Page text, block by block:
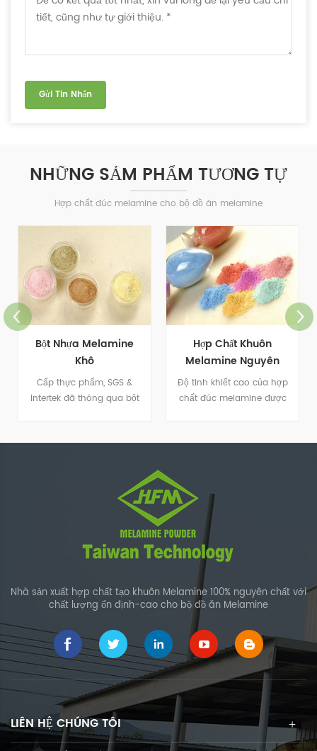
NHỮNG SẢM PHẨM TƯƠNG TỰ
Hợp chất đúc melamine cho bộ đồ ăn melamine
Hợp Chất Khuôn
Melamine Nguyên
Chất
Độ tinh khiết cao của hợp
chất đúc melamine được
Bộ Đồ Ăn Nguyên Liệu
Bột Melamine
Bột melamine thích hợp để
làm các loại đĩa, bộ đồ ăn
Nhà sản xuất hợp chất tạo khuôn Melamine 100% nguyên chất với
chất lượng ổn định-cao cho bộ đồ ăn Melamine
LIÊN HỆ CHÚNG TÔI